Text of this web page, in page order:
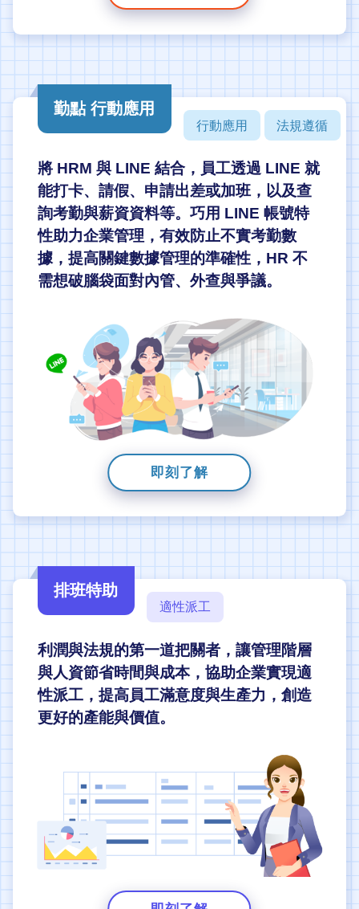
勤點 行動應用
行動應用 法規遵循
將 HRM 與 LINE 結合，員工透過 LINE 就
能打卡、請假、申請出差或加班，以及查
詢考勤與薪資資料等。巧用 LINE 帳號特
性助力企業管理，有效防止不實考勤數
據，提高關鍵數據管理的準確性，HR 不
需想破腦袋面對內管、外查與爭議。
即刻了解
排班特助
適性派工
利潤與法規的第一道把關者，讓管理階層
與人資節省時間與成本，協助企業實現適
性派工，提高員工滿意度與生產力，創造
更好的產能與價值。